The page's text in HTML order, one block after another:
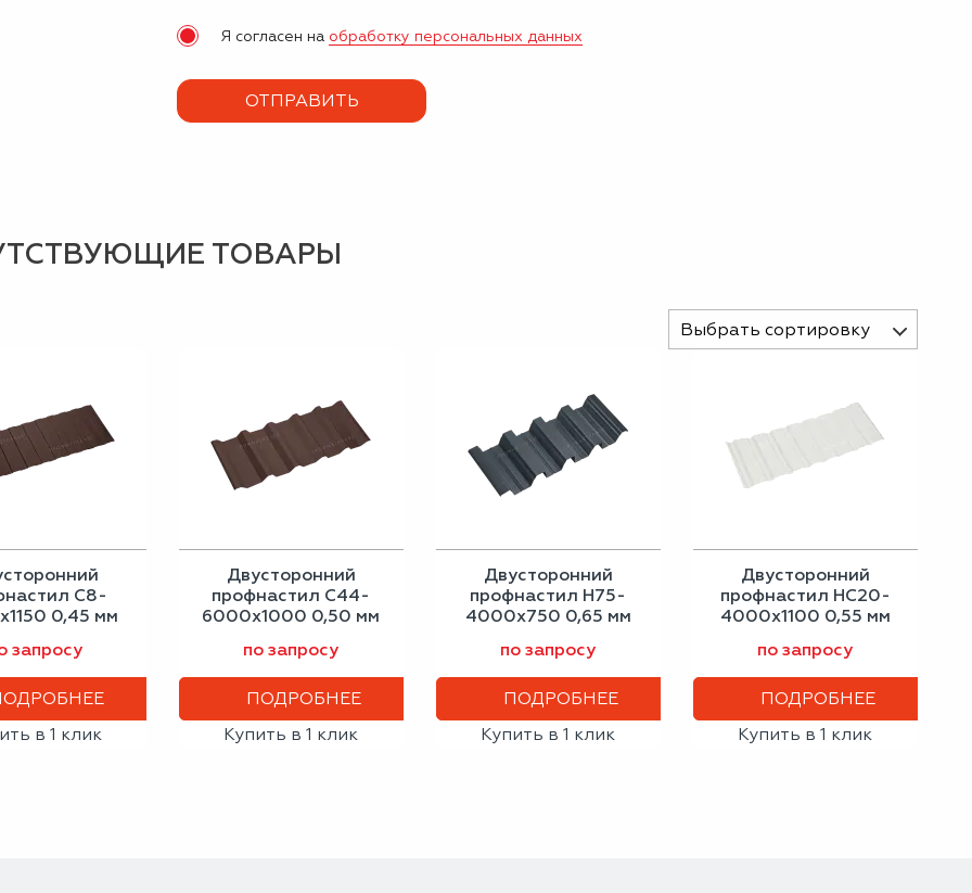
Я согласен на обработку персональных данных
ТОВАРЫ
Выбрать сортировку
С8-
0,45 мм
запросу
в 1 клик
Двусторонний
профнастил С44-
6000х1000 0,50 мм
коричневый
по запросу
ПОДРОБНЕЕ
Купить в 1 клик
Двусторонний
профнастил Н75-
4000х750 0,65 мм
по запросу
ПОДРОБНЕЕ
Купить в 1 клик
Двусторонний
профнастил НС20-
4000х1100 0,55 мм
по запросу
ПОДРОБНЕЕ
Купить в 1 клик